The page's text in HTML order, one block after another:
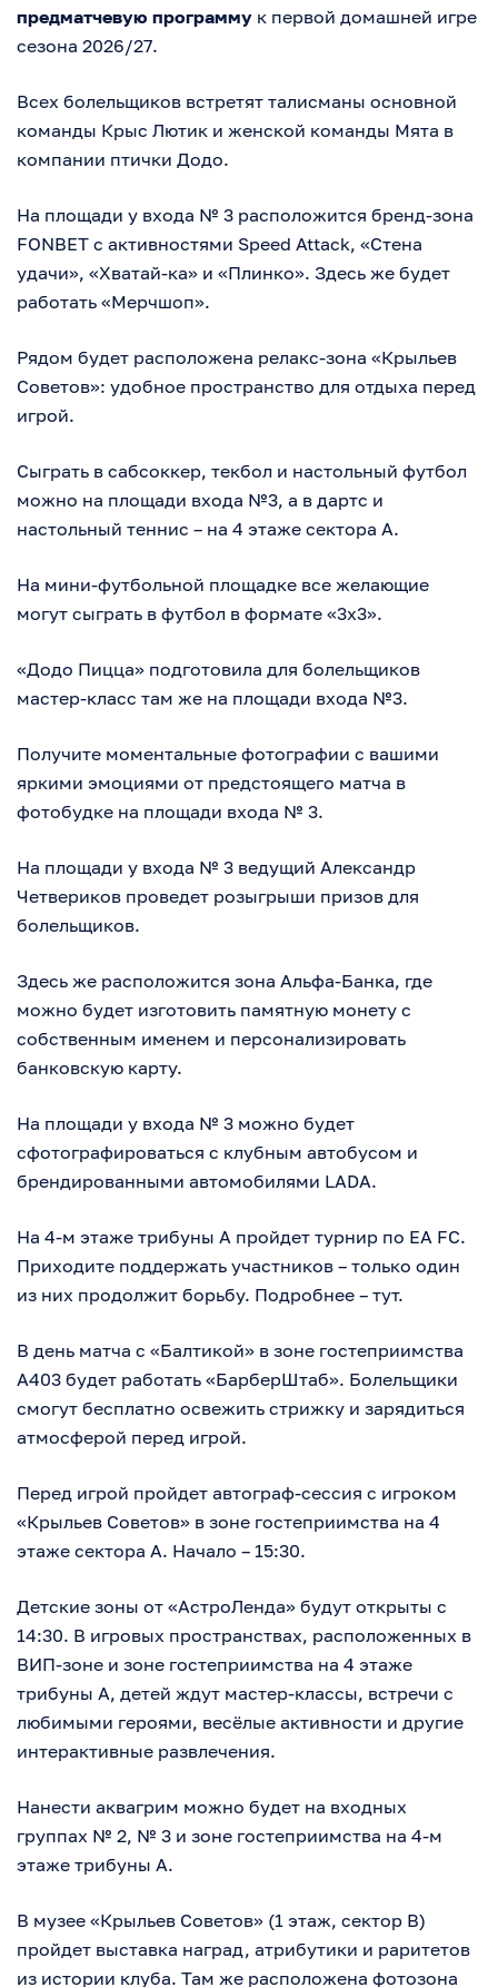
предматчевую программу к первой домашней игре
сезона 2026/27.
Всех болельщиков встретят талисманы основной
команды Крыс Лютик и женской команды Мята в
компании птички Додо.
На площади у входа № 3 расположится бренд-зона
FONBET с активностями Speed Attack, «Стена
удачи», «Хватай-ка» и «Плинко». Здесь же будет
работать «Мерчшоп».
Рядом будет расположена релакс-зона «Крыльев
Советов»: удобное пространство для отдыха перед
игрой.
Сыграть в сабсоккер, текбол и настольный футбол
можно на площади входа №3, а в дартс и
настольный теннис – на 4 этаже сектора А.
На мини-футбольной площадке все желающие
могут сыграть в футбол в формате «3х3».
«Додо Пицца» подготовила для болельщиков
мастер-класс там же на площади входа №3.
Получите моментальные фотографии с вашими
яркими эмоциями от предстоящего матча в
фотобудке на площади входа № 3.
На площади у входа № 3 ведущий Александр
Четвериков проведет розыгрыши призов для
болельщиков.
Здесь же расположится зона Альфа-Банка, где
можно будет изготовить памятную монету с
собственным именем и персонализировать
банковскую карту.
На площади у входа № 3 можно будет
сфотографироваться с клубным автобусом и
брендированными автомобилями LADA.
На 4-м этаже трибуны А пройдет турнир по EA FC.
Приходите поддержать участников – только один
из них продолжит борьбу. Подробнее – тут.
В день матча с «Балтикой» в зоне гостеприимства
А403 будет работать «БарберШтаб». Болельщики
смогут бесплатно освежить стрижку и зарядиться
атмосферой перед игрой.
Перед игрой пройдет автограф-сессия с игроком
«Крыльев Советов» в зоне гостеприимства на 4
этаже сектора А. Начало – 15:30.
Детские зоны от «АстроЛенда» будут открыты с
14:30. В игровых пространствах, расположенных в
ВИП-зоне и зоне гостеприимства на 4 этаже
трибуны А, детей ждут мастер-классы, встречи с
любимыми героями, весёлые активности и другие
интерактивные развлечения.
Нанести аквагрим можно будет на входных
группах № 2, № 3 и зоне гостеприимства на 4-м
этаже трибуны А.
В музее «Крыльев Советов» (1 этаж, сектор В)
пройдет выставка наград, атрибутики и раритетов
из истории клуба. Там же расположена фотозона